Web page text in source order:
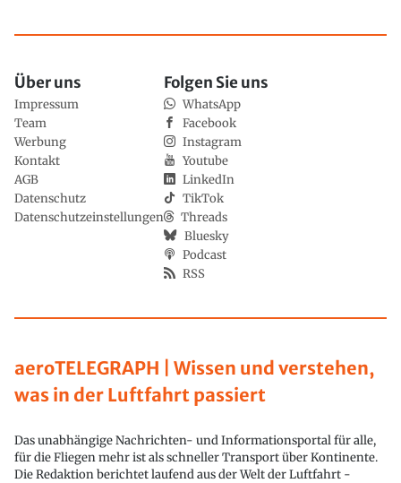
aeroTELEGRAPH | Wissen und verstehen,
was in der Luftfahrt passiert
Das unabhängige Nachrichten- und Informationsportal für alle,
für die Fliegen mehr ist als schneller Transport über Kontinente.
Die Redaktion berichtet laufend aus der Welt der Luftfahrt -
Über uns
Impressum
Team
Werbung
Kontakt
AGB
Datenschutz
Datenschutzeinstellungen
Folgen Sie uns
WhatsApp
Facebook
Instagram
Youtube
LinkedIn
TikTok
Threads
Bluesky
Podcast
RSS